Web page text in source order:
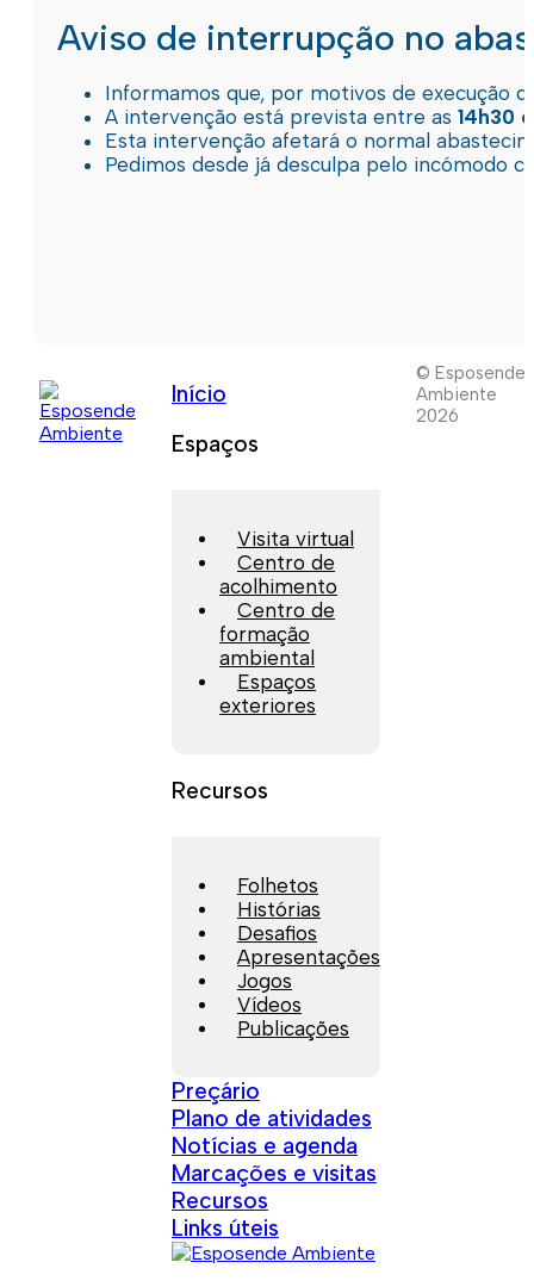
Aviso de interrupção no
Informamos que, por motivos de execução
A intervenção está prevista entre as 14h30
Esta intervenção afetará o normal
Pedimos desde já desculpa pelo incómodo
Início
Espaços
Visita virtual
Centro de
acolhimento
Centro de
formação
ambiental
Espaços
exteriores
Recursos
Folhetos
Histórias
Desafios
Apresentações
Jogos
Vídeos
Publicações
Preçário
Plano de atividades
Notícias e agenda
Marcações e visitas
Recursos
Links úteis
© Esposende
Ambiente
2026